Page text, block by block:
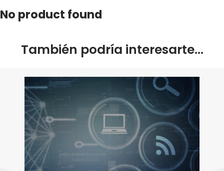
No product found
También podría interesarte…